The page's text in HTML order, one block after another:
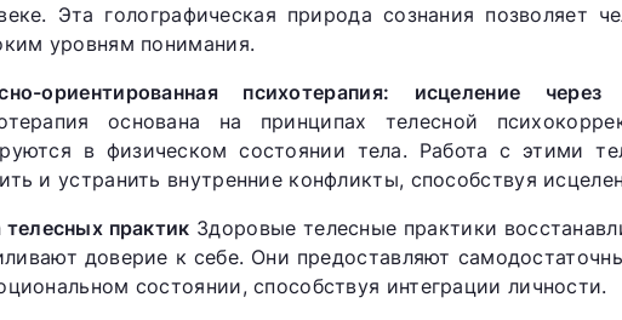
Эта голографическая природа сознания позволяет
уровням понимания.
ориентированная психотерапия: исцеление через
основана на принципах телесной
в физическом состоянии тела. Работа с этими
и устранить внутренние конфликты, способствуя
практик Здоровые телесные практики
доверие к себе. Они предоставляют
состоянии, способствуя интеграции личности.